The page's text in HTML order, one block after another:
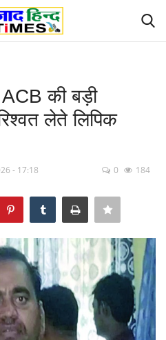
की बड़ी
लेते लिपिक
- 17:18 0 184